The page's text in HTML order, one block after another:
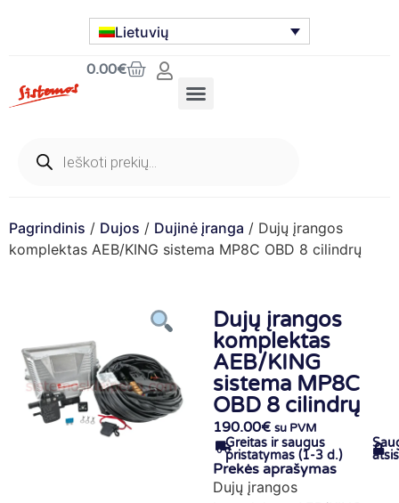
Lietuvių
0.00€
Pagrindinis / Dujos / Dujinė įranga / Dujų įrangos
komplektas AEB/KING sistema MP8C OBD 8 cilindrų
Dujų įrangos
komplektas
AEB/KING
sistema MP8C
OBD 8 cilindrų
190.00€ su PVM
Greitas ir saugus
pristatymas (1-3 d.)
Prekės aprašymas
Dujų įrangos